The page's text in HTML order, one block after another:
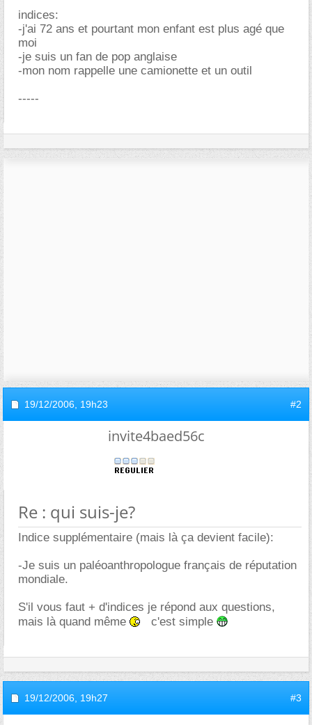
indices:
-j'ai 72 ans et pourtant mon enfant est plus agé que
moi
-je suis un fan de pop anglaise
-mon nom rappelle une camionette et un outil
-----
19/12/2006, 19h23 #2
invite4baed56c
Re : qui suis-je?
Indice supplémentaire (mais là ça devient facile):
-Je suis un paléoanthropologue français de réputation
mondiale.
S'il vous faut + d'indices je répond aux questions,
mais là quand même
c'est simple
19/12/2006, 19h27 #3